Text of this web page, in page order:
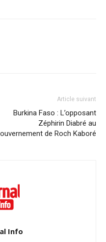
Article suivant
Burkina Faso : L’opposant
Zéphirin Diabré au
de Roch Kaboré
Info